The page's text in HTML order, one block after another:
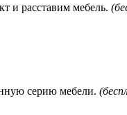
и расставим мебель.
серию мебели.